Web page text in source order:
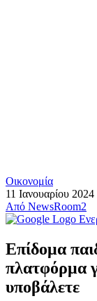
Οικονομία
11 Ιανουαρίου 2024
Από NewsRoom2
Επίδομα
πλατφόρμα
υποβάλετε